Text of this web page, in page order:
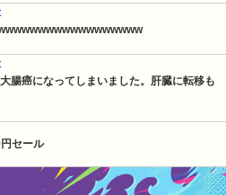
腸癌になってしまいました。肝臓に転移も
セール